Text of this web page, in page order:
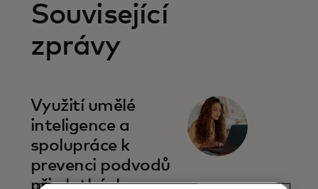
Související
zprávy
Využití umělé
inteligence a
spolupráce k
prevenci podvodů
při platbách